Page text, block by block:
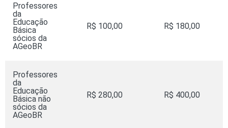
Professores
da
Educação
Básica
sócios da
AGeoBR
R$ 100,00 R$ 180,00
Professores
da
Educação
Básica não
sócios da
AGeoBR
R$ 280,00 R$ 400,00